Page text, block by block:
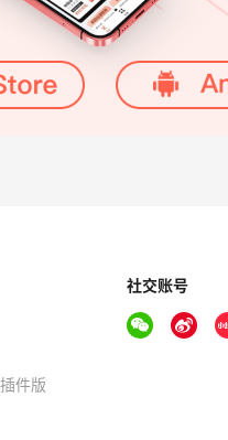
件版
社交账号